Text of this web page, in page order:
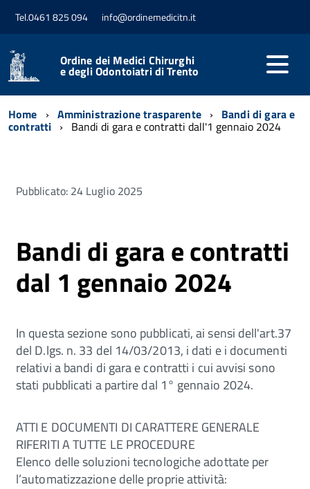
Tel.0461 825 094 info@ordinemedicitn.it
Ordine dei Medici Chirurghi
e degli Odontoiatri di Trento
Home Amministrazione trasparente Bandi di gara e
contratti Bandi di gara e contratti dall'1 gennaio 2024
Pubblicato: 24 Luglio 2025
Bandi di gara e contratti
dal 1 gennaio 2024
In questa sezione sono pubblicati, ai sensi dell'art.37
del D.lgs. n. 33 del 14/03/2013, i dati e i documenti
relativi a bandi di gara e contratti i cui avvisi sono
stati pubblicati a partire dal 1° gennaio 2024.
ATTI E DOCUMENTI DI CARATTERE GENERALE
RIFERITI A TUTTE LE PROCEDURE
Elenco delle soluzioni tecnologiche adottate per
l’automatizzazione delle proprie attività: